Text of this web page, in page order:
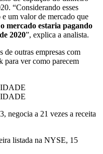
“Considerando esses
um valor de mercado que
o mercado estaria pagando
2020”, explica a analista.
de outras empresas com
para ver como parecem
negocia a 21 vezes a receita
listada na NYSE, 15